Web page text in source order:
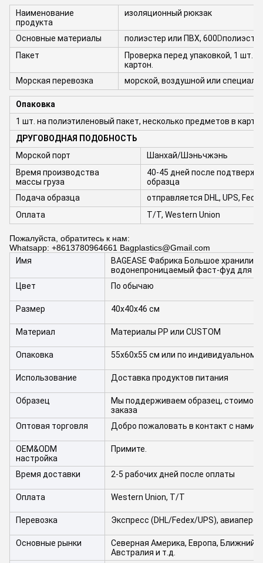
Наименование
продукта
изоляционный рюкзак
Основные материалы полиэстер или ПВХ, 600D
Пакет
Проверка перед упаковкой, 1 шт.
картон.
Морская перевозка
морской, воздушной или
Опаковка
1 шт. на полиэтиленовый пакет, несколько предметов в
ДРУГОВОДНАЯ ПОДОБНОСТЬ
Морской порт
Шанхай/Шэньчжэнь
Время производства
массы груза
40-45 дней после
образца
Подача образца
отправляется DHL, UPS,
Оплата
T/T, Western Union
Пожалуйста, обратитесь к нам:
Whatsapp: +8613780964661 Bagplastics@Gmail.com
Имя
BAGEASE Фабрика Большое
водонепроницаемый фаст-фуд для
Цвет
По обычаю
Размер 40х40х46 см
Материал Материалы PP или CUSTOM
Опаковка 55x60x55 см или по индивидуальному
Использование Доставка продуктов питания
Образец
Мы поддерживаем образец,
заказа
Оптовая торговля
Добро пожаловать в контакт с нами,
OEM&ODM
настройка
Примите.
Время доставки 2-5 рабочих дней после оплаты
Оплата Western Union, T/T
Перевозка Экспресс (DHL/Fedex/UPS),
Основные рынки
Северная Америка, Европа, Ближний
Австралия и т.д.